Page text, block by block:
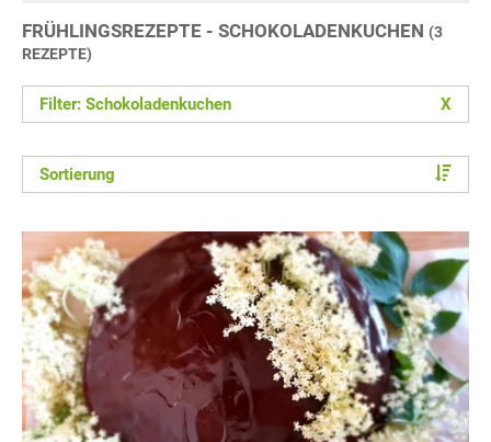
FRÜHLINGSREZEPTE - SCHOKOLADENKUCHEN (3
REZEPTE)
Filter: Schokoladenkuchen X
Sortierung